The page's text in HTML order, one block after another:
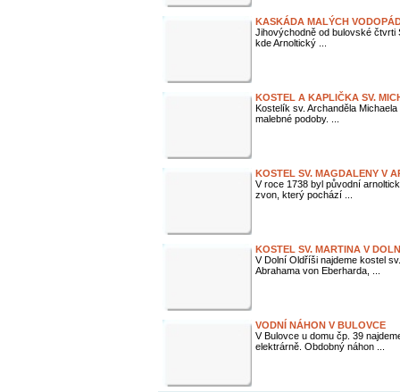
KASKÁDA MALÝCH
Jihovýchodně od bulovské čtvrti
kde Arnoltický ...
KOSTEL A KAPLIČKA SV.
Kostelík sv. Archanděla
malebné podoby. ...
KOSTEL SV. MAGDALENY V
V roce 1738 byl původní
zvon, který pochází ...
KOSTEL SV. MARTINA V
V Dolní Oldříši najdeme kostel
Abrahama von Eberharda, ...
VODNÍ NÁHON V BULOVCE
V Bulovce u domu čp. 39
elektrárně. Obdobný náhon ...